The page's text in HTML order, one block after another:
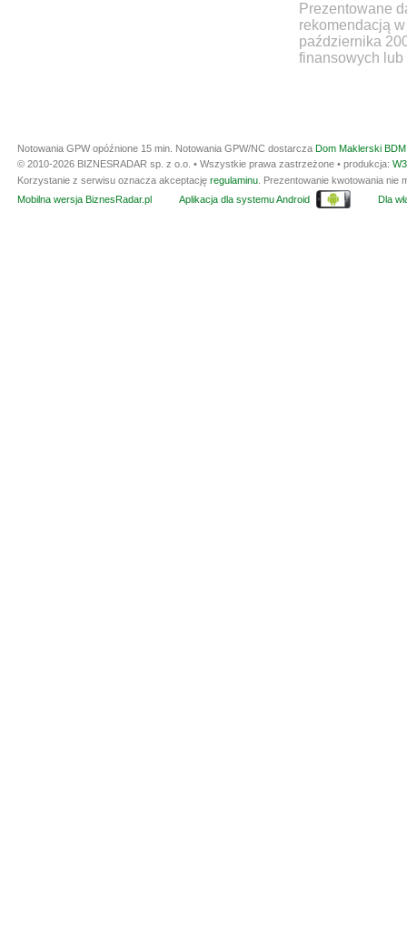
Prezentowane
rekomendacją
października
finansowych lub
Notowania GPW opóźnione 15 min. Notowania GPW/NC dostarcza Dom Maklerski
© 2010-2026 BIZNESRADAR sp. z o.o. • Wszystkie prawa zastrzeżone • produkcja:
Korzystanie z serwisu oznacza akceptację regulaminu . Prezentowanie kwotowania
Mobilna wersja BiznesRadar.pl
Aplikacja dla systemu Android Dla